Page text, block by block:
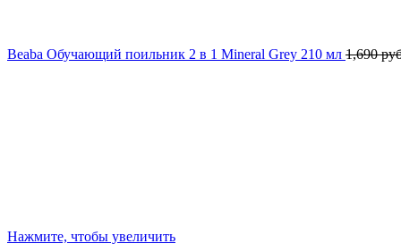
Beaba Обучающий поильник 2 в 1 Mineral Grey 210 мл 1,690
Нажмите, чтобы увеличить